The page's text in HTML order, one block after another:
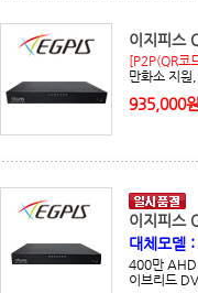
이지피스
[P2P(QR코
만화소 지
935,000
이지피스
대체모델
400만 AHD
이브리드